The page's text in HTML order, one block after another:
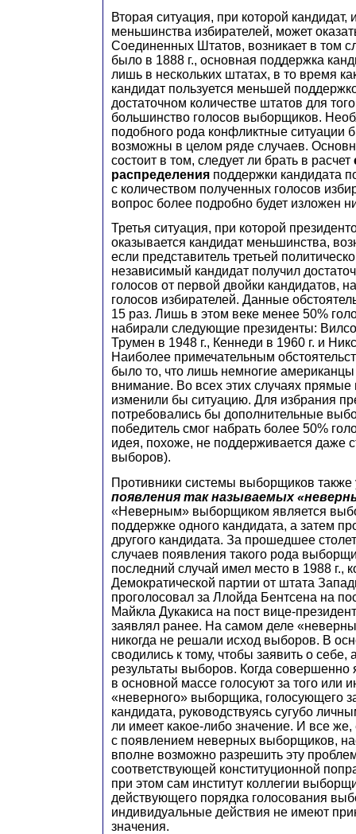
Вторая ситуация, при которой
меньшинства избирателей, может
Соединенных Штатов, возникает в том
было в 1888 г., основная поддержка
лишь в нескольких штатах, в то время
кандидат пользуется меньшей
достаточном количестве штатов для
большинство голосов выборщиков.
подобного рода конфликтные ситуации
возможны в целом ряде случаев.
состоит в том, следует ли брать в расчет
распределения поддержки кандидата
с количеством полученных голосов
вопрос более подробно будет изложен
Третья ситуация, при которой
оказывается кандидат меньшинства,
если представитель третьей
независимый кандидат получил
голосов от первой двойки кандидатов,
голосов избирателей. Данные
15 раз. Лишь в этом веке менее 50%
набирали следующие президенты:
Трумен в 1948 г., Кеннеди в 1960 г. и
Наиболее примечательным
было то, что лишь немногие американцы
внимание. Во всех этих случаях
изменили бы ситуацию. Для избрания
потребовались бы дополнительные
победитель смог набрать более 50%
идея, похоже, не поддерживается даже
выборов).
Противники системы выборщиков
появления так называемых
«Неверным» выборщиком является
поддержке одного кандидата, а затем
другого кандидата. За прошедшее
случаев появления такого рода
последний случай имел место в 1988 г.,
Демократической партии от штата
проголосовал за Ллойда Бентсена на
Майкла Дукакиса на пост вице-
заявлял ранее. На самом деле
никогда не решали исход выборов. В
сводились к тому, чтобы заявить о себе,
результаты выборов. Когда
в основной массе голосуют за того или
«неверного» выборщика, голосующего
кандидата, руководствуясь сугубо
ли имеет какое-либо значение. И все
с появлением неверных выборщиков,
вполне возможно разрешить эту
соответствующей конституционной
при этом сам институт коллегии
действующего порядка голосования
индивидуальные действия не имеют
значения.